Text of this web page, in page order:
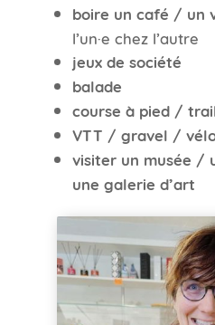
boire un café / un
l’un·e chez l’autre
jeux de société
balade
course à pied /
VTT / gravel /
visiter un musée /
une galerie d’art